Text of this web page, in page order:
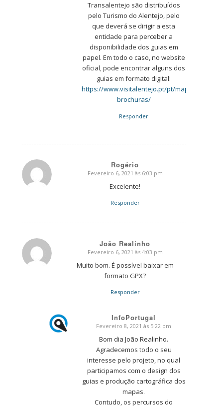
Transalentejo são distribuídos
pelo Turismo do Alentejo, pelo
que deverá se dirigir a esta
entidade para perceber a
disponibilidade dos guias em
papel. Em todo o caso, no website
oficial, pode encontrar alguns dos
guias em formato digital:
https://www.visitalentejo.pt/pt/mapas-
brochuras/
Responder
Rogério
Fevereiro 6, 2021 às 6:03 pm
Excelente!
Responder
João Realinho
Fevereiro 6, 2021 às 4:03 pm
Muito bom. É possível baixar em
formato GPX?
Responder
InfoPortugal
says:Fevereiro 8, 2021 às 5:22 pm
Bom dia João Realinho.
Agradecemos todo o seu
interesse pelo projeto, no qual
participamos com o design dos
guias e produção cartográfica dos
mapas.
Contudo, os percursos do